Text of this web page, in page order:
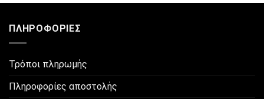
ΠΛΗΡΟΦΟΡΊΕΣ
Τρόποι πληρωμής
Πληροφορίες αποστολής